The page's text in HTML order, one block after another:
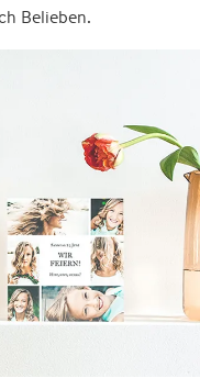
Belieben.